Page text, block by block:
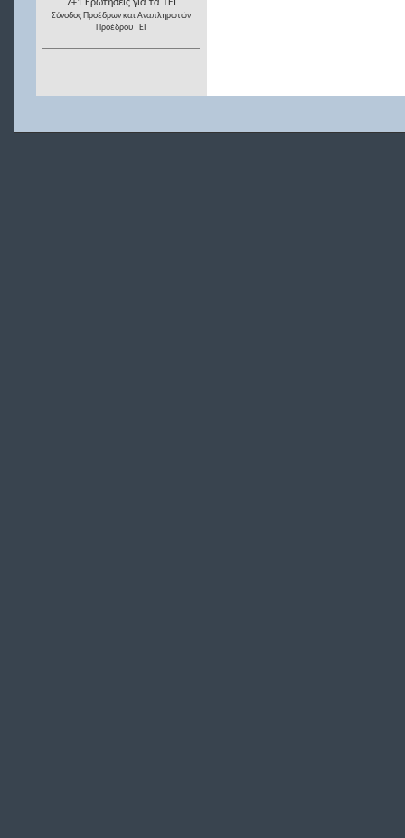
7+1 Ερωτήσεις για τα ΤΕΙ
Σύνοδος Προέδρων και Αναπληρωτών
Προέδρου ΤΕΙ